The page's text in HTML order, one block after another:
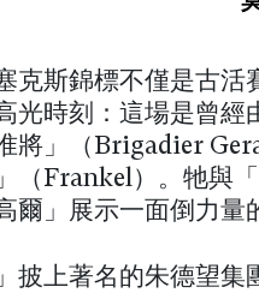
克斯錦標不僅是古活
光時刻：這場是曾經
將」（Brigadier
（Frankel）。牠與
爾」展示一面倒力量
披上著名的朱德望